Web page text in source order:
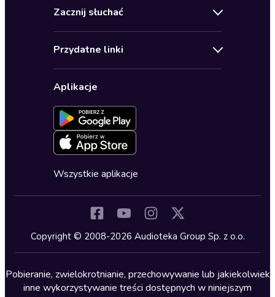
Biznes, marketing, ekonomia
Dla młodzieży
Kryminały
Lektury szkolne
Literatura anglojęzyczna
Pomoc
Ustawienia prywatności
Formularz zgłaszania nielegalnych treści
Deklaracja dostępności
Zacznij słuchać
Karnety
Oferta dla firm i bibliotek
Przydatne linki
Dołącz do newslettera
Blog
Zapowiedzi
Cykle audiobooków
Aplikacje
Wszystkie aplikacje
Copyright © 2008-2026 Audioteka Group Sp. z o.o.
Pobieranie, zwielokrotnianie, przechowywanie lub jakiekolwiek
inne wykorzystywanie treści dostępnych w niniejszym